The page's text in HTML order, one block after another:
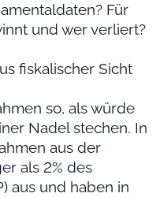
Für
und wer verliert?
fiskalischer Sicht
so, als würde
Nadel stechen. In
aus der
als 2% des
aus und haben in